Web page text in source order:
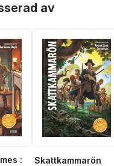
av
:
Skattkammarön